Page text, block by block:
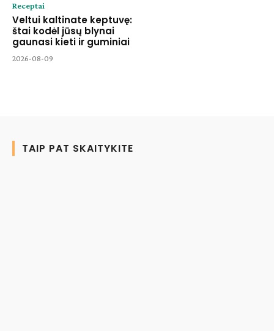
Receptai
Veltui kaltinate keptuvę:
štai kodėl jūsų blynai
gaunasi kieti ir guminiai
2026-08-09
TAIP PAT SKAITYKITE